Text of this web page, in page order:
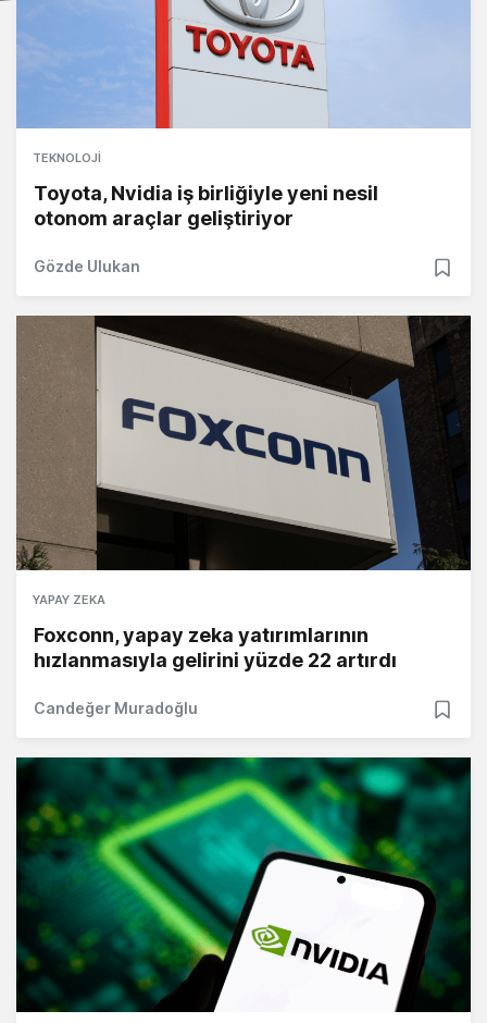
TEKNOLOJI
Toyota, Nvidia iş birliğiyle yeni nesil
otonom araçlar geliştiriyor
Gözde Ulukan
YAPAY ZEKA
Foxconn, yapay zeka yatırımlarının
hızlanmasıyla gelirini yüzde 22 artırdı
Candeğer Muradoğlu